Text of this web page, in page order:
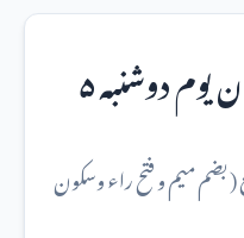
غزوہ بنو المصطلق (شعبان یوم دوشنبه ۵
بضم میم و فتح راء وسکون